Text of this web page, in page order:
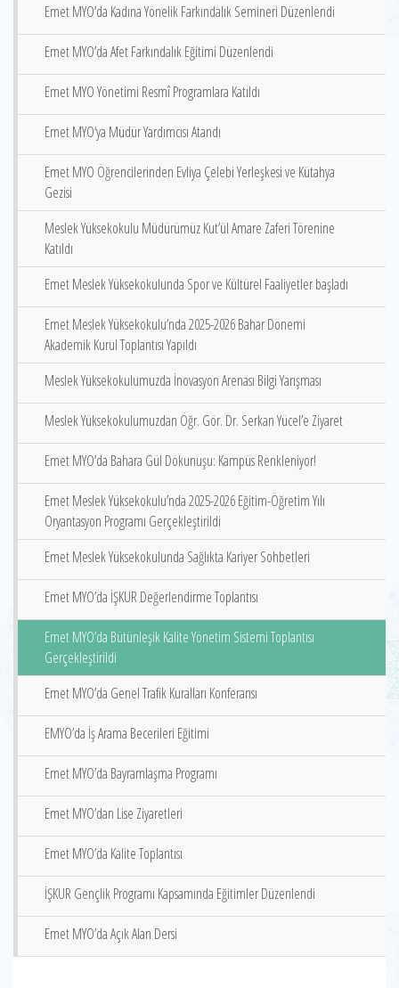
Emet MYO’da Kadına Yönelik Farkındalık Semineri Düzenlendi
Emet MYO’da Afet Farkındalık Eğitimi Düzenlendi
Emet MYO Yönetimi Resmî Programlara Katıldı
Emet MYO‘ya Müdür Yardımcısı Atandı
Emet MYO Öğrencilerinden Evliya Çelebi Yerleşkesi ve Kütahya
Gezisi
Meslek Yüksekokulu Müdürümüz Kut’ül Amare Zaferi Törenine
Katıldı
Emet Meslek Yüksekokulunda Spor ve Kültürel Faaliyetler başladı
Emet Meslek Yüksekokulu’nda 2025-2026 Bahar Dönemi
Akademik Kurul Toplantısı Yapıldı
Meslek Yüksekokulumuzda İnovasyon Arenası Bilgi Yarışması
Meslek Yüksekokulumuzdan Öğr. Gör. Dr. Serkan Yücel’e Ziyaret
Emet MYO’da Bahara Gül Dokunuşu: Kampüs Renkleniyor!
Emet Meslek Yüksekokulu’nda 2025-2026 Eğitim-Öğretim Yılı
Oryantasyon Programı Gerçekleştirildi
Emet Meslek Yüksekokulunda Sağlıkta Kariyer Sohbetleri
Emet MYO’da İŞKUR Değerlendirme Toplantısı
Emet MYO’da Bütünleşik Kalite Yönetim Sistemi Toplantısı
Gerçekleştirildi
Emet MYO’da Genel Trafik Kuralları Konferansı
EMYO’da İş Arama Becerileri Eğitimi
Emet MYO’da Bayramlaşma Programı
Emet MYO’dan Lise Ziyaretleri
Emet MYO’da Kalite Toplantısı
İŞKUR Gençlik Programı Kapsamında Eğitimler Düzenlendi
Emet MYO’da Açık Alan Dersi